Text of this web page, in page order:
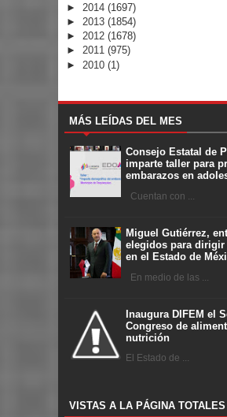
► 2014 (1697)
► 2013 (1854)
► 2012 (1678)
► 2011 (975)
► 2010 (1)
MÁS LEÍDAS DEL MES
Consejo Estatal de
imparte taller para
embarazos en
Cuentan con ...
Miguel Gutiérrez,
elegidos para dirigir
en el Estado de
En medio de las ...
Inaugura DIFEM el
Congreso de
nutrición
El Estado de ...
VISTAS A LA PÁGINA TOTALES